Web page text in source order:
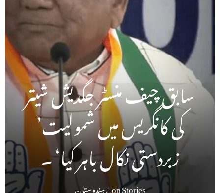
سابق چیف منسٹر جگدیش شیتر
کی کانگریس میں شمولیت’
زبردستی نکال باہر کیا‘ ۔
Top Stories
,ہندوستان